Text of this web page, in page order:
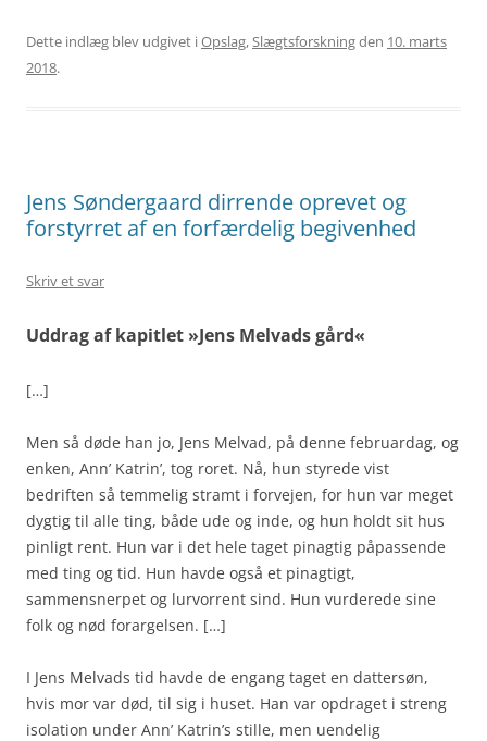
Dette indlæg blev udgivet iOpslag,Slægtsforskningden 10. marts
2018.
Jens Søndergaard dirrende oprevet og
forstyrret af en forfærdelig begivenhed
Skriv et svar
Uddrag af kapitlet »Jens Melvads gård«
[…]
Men så døde han jo, Jens Melvad, på denne februardag, og
enken, Ann’ Katrin’, tog roret. Nå, hun styrede vist
bedriften så temmelig stramt i forvejen, for hun var meget
dygtig til alle ting, både ude og inde, og hun holdt sit hus
pinligt rent. Hun var i det hele taget pinagtig påpassende
med ting og tid. Hun havde også et pinagtigt,
sammensnerpet og lurvorrent sind. Hun vurderede sine
folk og nød forargelsen. […]
I Jens Melvads tid havde de engang taget en dattersøn,
hvis mor var død, til sig i huset. Han var opdraget i streng
isolation under Ann’ Katrin’s stille, men uendelig